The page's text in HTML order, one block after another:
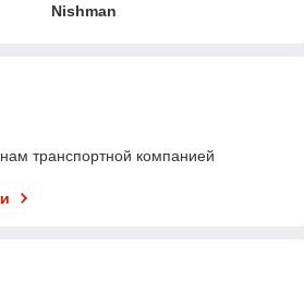
Nishman
транспортной компанией